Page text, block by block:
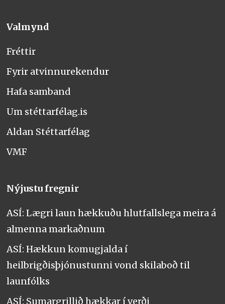
Valmynd
Fréttir
Fyrir atvinnurekendur
Hafa samband
Um stéttarfélag.is
Aldan Stéttarfélag
VMF
Nýjustu fregnir
ASÍ: Lægri laun hækkuðu hlutfallslega meira á
almenna markaðnum
ASÍ: Hækkun komugjalda í
heilbrigðisþjónustunni vond skilaboð til
launfólks
ASÍ: Sumargrillið hækkar í verði